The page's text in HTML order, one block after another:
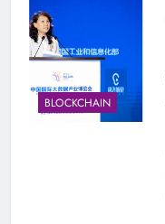
BLOCKCHAIN